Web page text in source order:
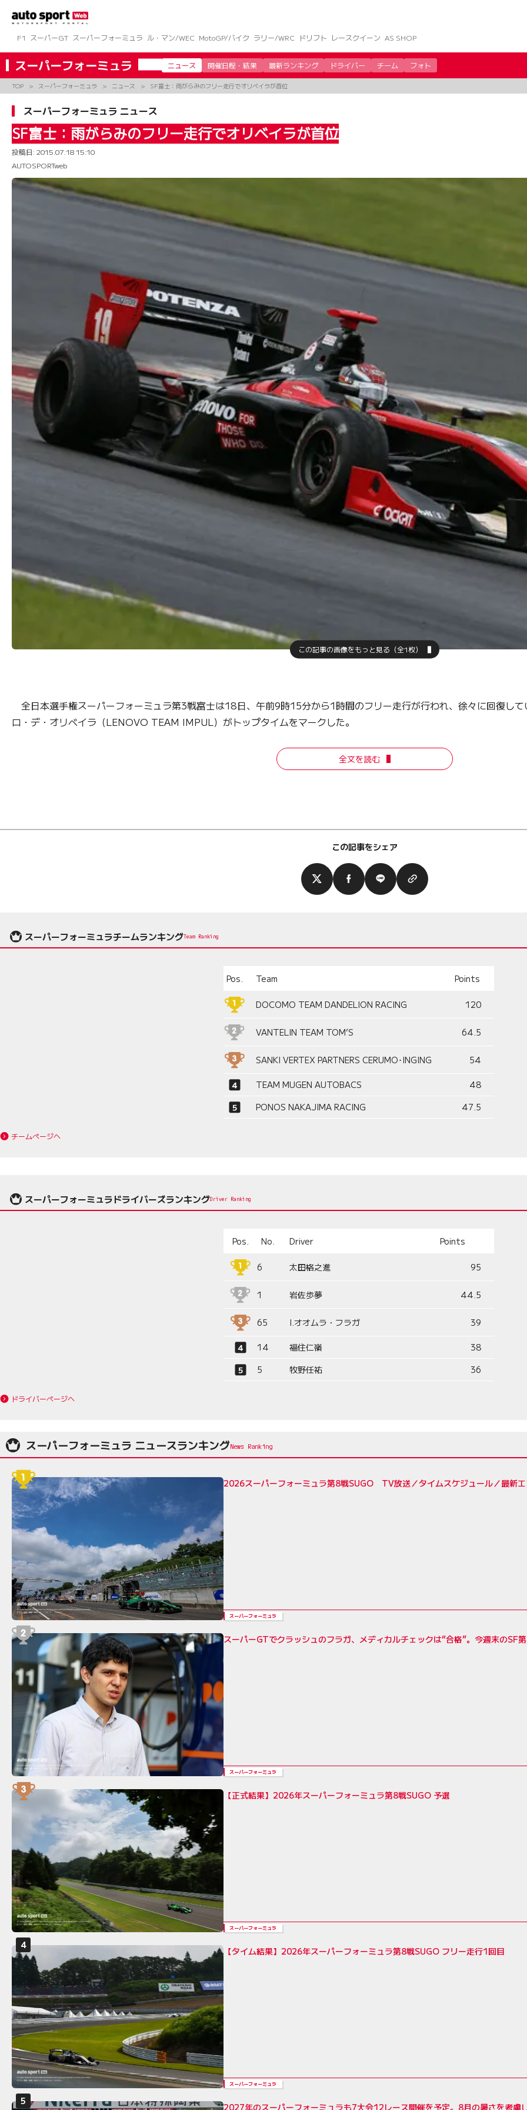
ツ
へ
ス
キ
ッ
F1
スーパーGT スーパーフォーミュラ ル・マン/WEC MotoGP/バイク ラリー/WRC ドリフト レースクイーン AS SHOP
スーパーフォーミュラ ニュース 開催日程・結果 最新ランキング ドライバー チーム フォト
TOP スーパーフォーミュラ ニュース SF富士：雨がらみのフリー走行でオリベイラが首位
スーパーフォーミュラ ニュース
SF富士：雨がらみのフリー走行でオリベイラが首位
投稿日: 2015.07.18 15:10
AUTOSPORTweb
この記事の画像をもっと見る（全1枚）
全日本選手権スーパーフォーミュラ第3戦富士は18日、午前9時15分から1時間のフリー走行が行われ、徐々に回復し
ロ・デ・オリベイラ（LENOVO TEAM IMPUL）がトップタイムをマークした。
全文を読む
この記事をシェア
スーパーフォーミュラチームランキングTeam Ranking
Pos. Team Points
DOCOMO TEAM DANDELION RACING 120
VANTELIN TEAM TOM’S 64.5
SANKI VERTEX PARTNERS CERUMO･INGING 54
TEAM MUGEN AUTOBACS
48
PONOS NAKAJIMA RACING
47.5
チームページへ
スーパーフォーミュラドライバーズランキングDriver Ranking
Pos. No. Driver Points
6 太田格之進 95
1 岩佐歩夢 44.5
65 I.オオムラ・フラガ 39
14 福住仁嶺
38
5
牧野任祐 36
ドライバーページへ
スーパーフォーミュラ ニュースランキング
2026スーパーフォーミュラ第8戦SUGO TV放送／タイムスケジュール／最新エ
スーパーフォーミュラ
スーパーGTでクラッシュのフラガ、メディカルチェックは“合格”。今週末のSF
スーパーフォーミュラ
【正式結果】2026年スーパーフォーミュラ第8戦SUGO 予選
スーパーフォーミュラ
【タイム結果】2026年スーパーフォーミュラ第8戦SUGO フリー走行1回目
スーパーフォーミュラ
2027年のスーパーフォーミュラも7大会12レース開催を予定。8月の暑さを考慮